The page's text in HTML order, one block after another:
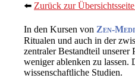
⬅️ Zurück zur
In den Kursen von Zen-
Ritualen und auch in der
zentraler Bestandteil
weniger ablenken zu lassen.
wissenschaftliche Studien.